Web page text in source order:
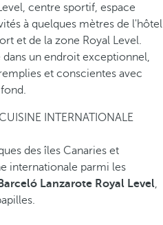
centre sportif, espace
à quelques mètres de l'hôtel
et de la zone Royal Level.
un endroit exceptionnel,
et conscientes avec
INTERNATIONALE
des îles Canaries et
internationale parmi les
Lanzarote Royal Level,